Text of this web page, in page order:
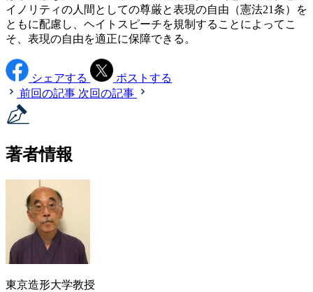
イノリティの人間としての尊厳と表現の自由（憲法21条）を
ともに配慮し、ヘイトスピーチを規制することによってこ
そ、表現の自由を適正に保障できる。
シェアする
ポストする
前回の記事 次回の記事
著者情報
東京造形大学教授